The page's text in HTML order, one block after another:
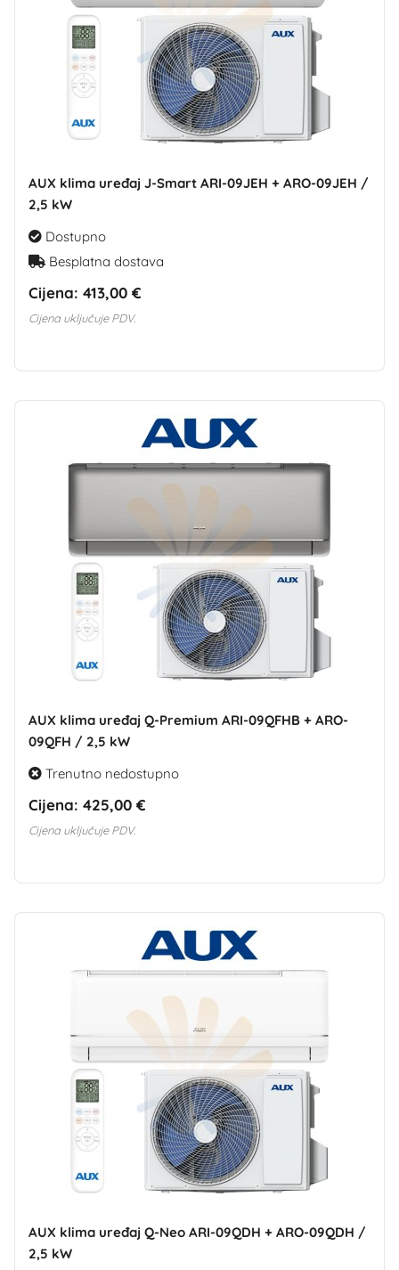
AUX klima uređaj J-Smart ARI-09JEH + ARO-09JEH /
2,5 kW
Dostupno
Besplatna dostava
Cijena: 413,00 €
Cijena uključuje PDV.
AUX klima uređaj Q-Premium ARI-09QFHB + ARO-
09QFH / 2,5 kW
Trenutno nedostupno
Cijena: 425,00 €
Cijena uključuje PDV.
AUX klima uređaj Q-Neo ARI-09QDH + ARO-09QDH /
2,5 kW